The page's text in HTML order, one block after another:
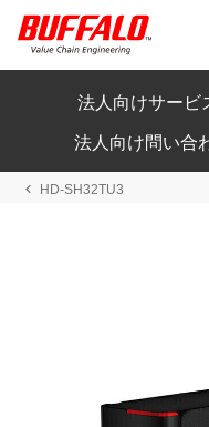
法人向けサービ
法人向け問い合
HD-SH32TU3